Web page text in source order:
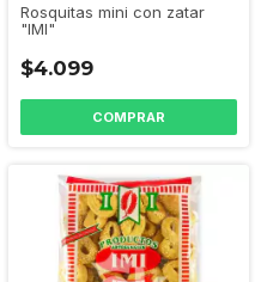
Rosquitas mini con zatar
"IMI"
$4.099